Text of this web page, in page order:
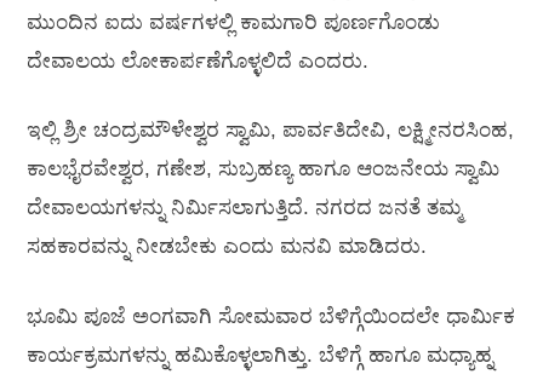
ಮುಂದಿನ ಐದು ವರ್ಷಗಳಲ್ಲಿ ಕಾಮಗಾರಿ ಪೂರ್ಣಗೊಂಡು
ದೇವಾಲಯ ಲೋಕಾರ್ಪಣೆಗೊಳ್ಳಲಿದೆ ಎಂದರು.
ಇಲ್ಲಿ ಶ್ರೀ ಚಂದ್ರಮೌಳೇಶ್ವರ ಸ್ವಾಮಿ, ಪಾರ್ವತಿದೇವಿ, ಲಕ್ಷ್ಮೀನರಸಿಂಹ,
ಕಾಲಭೈರವೇಶ್ವರ, ಗಣೇಶ, ಸುಬ್ರಹಣ್ಯ ಹಾಗೂ ಆಂಜನೇಯ ಸ್ವಾಮಿ
ದೇವಾಲಯಗಳನ್ನು ನಿರ್ಮಿಸಲಾಗುತ್ತಿದೆ. ನಗರದ ಜನತೆ ತಮ್ಮ
ಸಹಕಾರವನ್ನು ನೀಡಬೇಕು ಎಂದು ಮನವಿ ಮಾಡಿದರು.
ಭೂಮಿ ಪೂಜೆ ಅಂಗವಾಗಿ ಸೋಮವಾರ ಬೆಳಿಗ್ಗೆಯಿಂದಲೇ ಧಾರ್ಮಿಕ
ಕಾರ್ಯಕ್ರಮಗಳನ್ನು ಹಮಿಕೊಳ್ಳಲಾಗಿತ್ತು. ಬೆಳಿಗ್ಗೆ ಹಾಗೂ ಮಧ್ಯಾಹ್ನ